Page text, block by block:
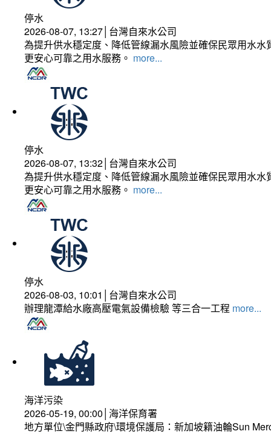
停水
2026-08-07, 13:27│台灣自來水公司
為提升供水穩定度、降低管線漏水風險並確保民眾用水
更安心可靠之用水服務。 more...
停水
2026-08-07, 13:32│台灣自來水公司
為提升供水穩定度、降低管線漏水風險並確保民眾用水
更安心可靠之用水服務。 more...
停水
2026-08-03, 10:01│台灣自來水公司
辦理龍潭給水廠高壓電氣設備檢驗 等三合一工程 more...
海洋污染
2026-05-19, 00:00│海洋保育署
地方單位\金門縣政府\環境保護局：新加坡籍油輪Sun